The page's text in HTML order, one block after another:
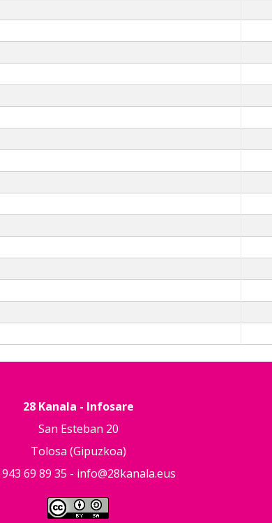
28 Kanala - Infosare
San Esteban 20
Tolosa (Gipuzkoa)
69 89 35 - info@28kanala.eus